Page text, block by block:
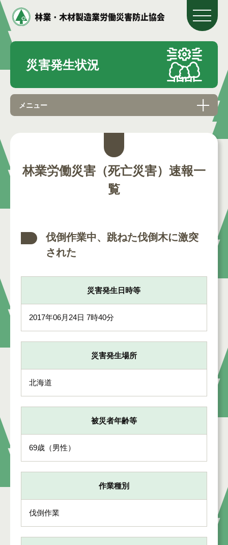
災害発生状況
メニュー
林業労働災害（死亡災害）速報一
覧
伐倒作業中、跳ねた伐倒木に激突
された
災害発生日時等
2017年06月24日 7時40分
災害発生場所
北海道
被災者年齢等
69歳（男性）
作業種別
伐倒作業